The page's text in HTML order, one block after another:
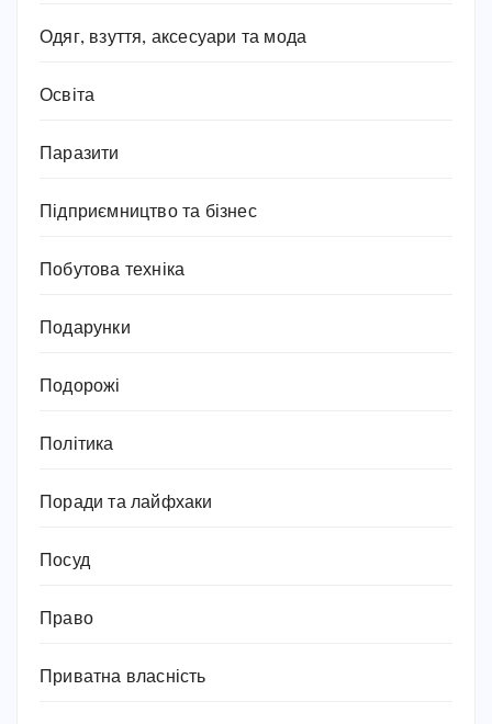
Одяг, взуття, аксесуари та мода
Освіта
Паразити
Підприємництво та бізнес
Побутова техніка
Подарунки
Подорожі
Політика
Поради та лайфхаки
Посуд
Право
Приватна власність